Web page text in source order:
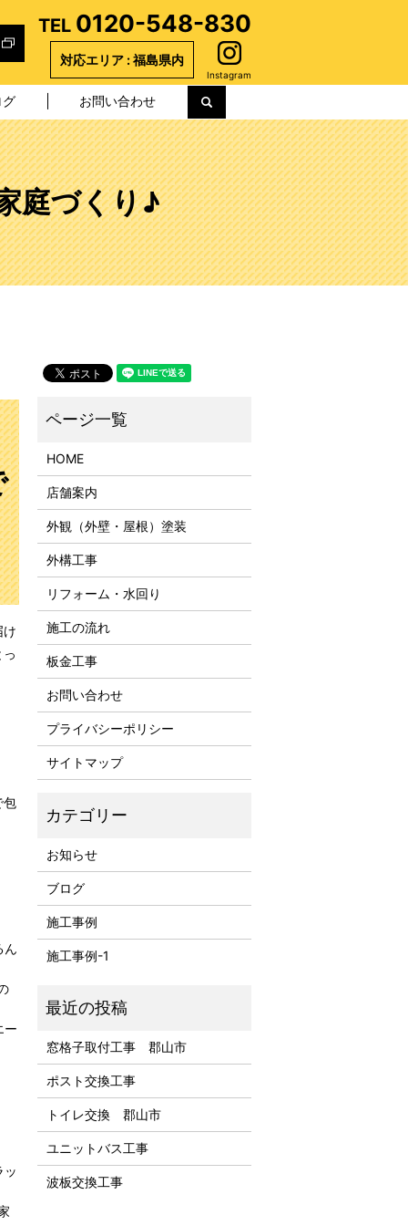
グ お問い合わせ search
TEL 0120-548-830
対応エリア : 福島県内
Instagram
庭づくり♪
け
包
ん
ー
ッ
HOME
店舗案内
外観（外壁・屋根）塗装
外構工事
リフォーム・水回り
施工の流れ
板金工事
お問い合わせ
プライバシーポリシー
サイトマップ
お知らせ
ブログ
施工事例
施工事例-1
窓格子取付工事 郡山市
ポスト交換工事
トイレ交換 郡山市
ユニットバス工事
波板交換工事